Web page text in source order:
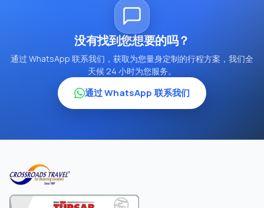
没有找到您想要的吗？
通过 WhatsApp 联系我们，获取为您量身定制的行程方案，我们全
天候 24 小时为您服务。
通过 WhatsApp 联系我们